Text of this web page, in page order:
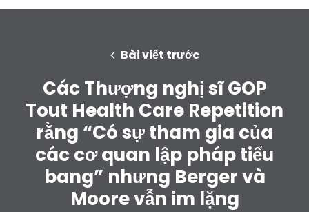
Bài viết trước
Các Thượng nghị sĩ GOP
Tout Health Care Repetition
rằng “Có sự tham gia của
các cơ quan lập pháp tiểu
bang” nhưng Berger và
Moore vẫn im lặng